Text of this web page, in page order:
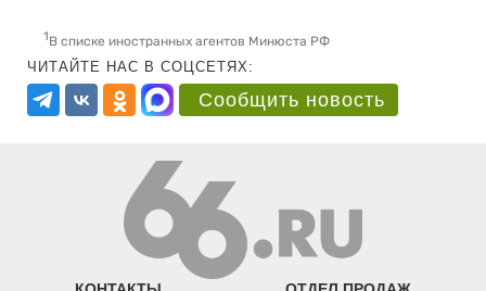
1В списке иностранных агентов Минюста РФ
ЧИТАЙТЕ НАС В СОЦСЕТЯХ:
Сообщить новость